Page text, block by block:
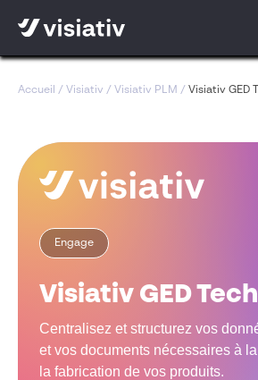
Accueil / Visiativ / Visiativ PLM / Visiativ GED
Engage
Visiativ GED
Centralisez et structurez vos
et vos documents nécessaires à
la fabrication de vos produits.